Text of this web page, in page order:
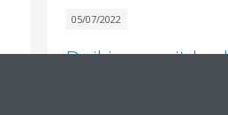
05/07/2022
Daikin reçoit la